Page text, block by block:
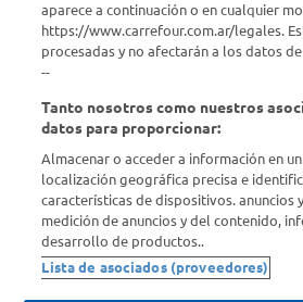
Comprá Online
Dejanos tu mail para recibir todas las
que nadie.
Provincia
aparece a continuación o en cualquier
https://www.carrefour.com.ar/legales.
procesadas y no afectarán a los datos
--
Tanto nosotros como nuestros
datos para proporcionar:
Almacenar o acceder a información en
localización geográfica precisa e
características de dispositivos. anuncios
medición de anuncios y del contenido,
desarrollo de productos..
Lista de asociados (proveedores)